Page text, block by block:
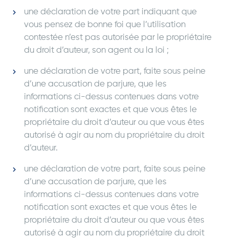
une déclaration de votre part indiquant que
vous pensez de bonne foi que l’utilisation
contestée n’est pas autorisée par le propriétaire
du droit d’auteur, son agent ou la loi ;
une déclaration de votre part, faite sous peine
d’une accusation de parjure, que les
informations ci-dessus contenues dans votre
notification sont exactes et que vous êtes le
propriétaire du droit d’auteur ou que vous êtes
autorisé à agir au nom du propriétaire du droit
d’auteur.
une déclaration de votre part, faite sous peine
d’une accusation de parjure, que les
informations ci-dessus contenues dans votre
notification sont exactes et que vous êtes le
propriétaire du droit d’auteur ou que vous êtes
autorisé à agir au nom du propriétaire du droit